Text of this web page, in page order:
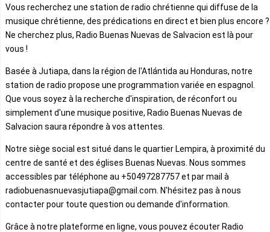
Vous recherchez une station de radio chrétienne qui diffuse de la
musique chrétienne, des prédications en direct et bien plus encore ?
Ne cherchez plus, Radio Buenas Nuevas de Salvacion est là pour
vous !
Basée à Jutiapa, dans la région de l'Atlántida au Honduras, notre
station de radio propose une programmation variée en espagnol.
Que vous soyez à la recherche d'inspiration, de réconfort ou
simplement d'une musique positive, Radio Buenas Nuevas de
Salvacion saura répondre à vos attentes.
Notre siège social est situé dans le quartier Lempira, à proximité du
centre de santé et des églises Buenas Nuevas. Nous sommes
accessibles par téléphone au +50497287757 et par mail à
radiobuenasnuevasjutiapa@gmail.com. N'hésitez pas à nous
contacter pour toute question ou demande d'information.
Grâce à notre plateforme en ligne, vous pouvez écouter Radio